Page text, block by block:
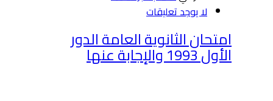
لا يوجد تعليقات
امتحان الثانوية العامة الدور
الأول 1993 والإجابة عنها